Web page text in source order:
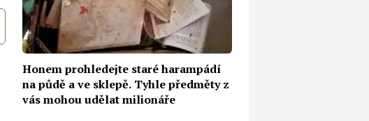
Honem prohledejte staré harampádí
na půdě a ve sklepě. Tyhle předměty z
vás mohou udělat milionáře